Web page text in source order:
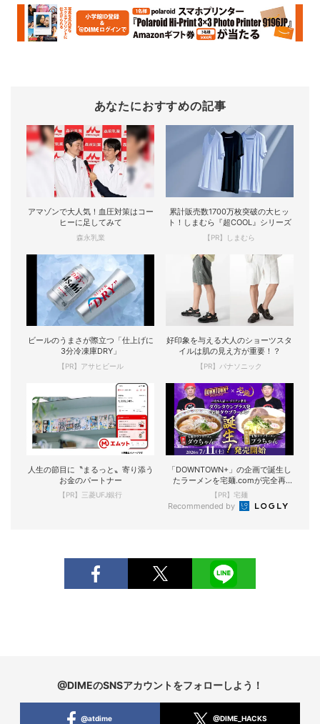
あなたにおすすめの記事
アマゾンで大人気！血圧対策はコー
ヒーに足してみて
森永乳業
累計販売数1700万枚突破の大ヒッ
ト！しまむら『超COOL』シリーズ
【PR】しまむら
ビールのうまさが際立つ「仕上げに
3分冷凍庫DRY」
【PR】アサヒビール
好印象を与える大人のショーツスタ
イルは肌の見え方が重要！？
【PR】パナソニック
人生の節目に〝まるっと〟寄り添う
お金のパートナー
【PR】三菱UFJ銀行
「DOWNTOWN+」の企画で誕生し
たラーメンを宅麺.comが完全再
現！
【PR】宅麺
Recommended by
@DIMEのSNSアカウントをフォローしよう！
@atdime @DIME_HACKS